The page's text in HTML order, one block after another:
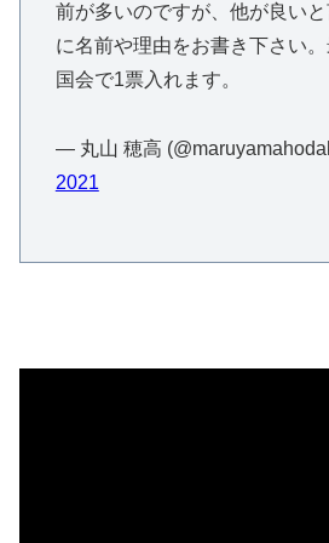
前が多いのですが、他が良い
に名前や理由をお書き下さい
国会で1票入れます。
— 丸山 穂高
2021